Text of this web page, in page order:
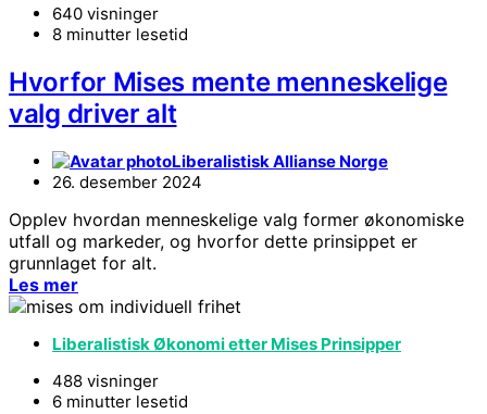
640 visninger
8 minutter lesetid
Hvorfor Mises mente menneskelige
valg driver alt
Liberalistisk Allianse Norge
26. desember 2024
Opplev hvordan menneskelige valg former økonomiske
utfall og markeder, og hvorfor dette prinsippet er
grunnlaget for alt.
Les mer
Liberalistisk Økonomi etter Mises Prinsipper
488 visninger
6 minutter lesetid